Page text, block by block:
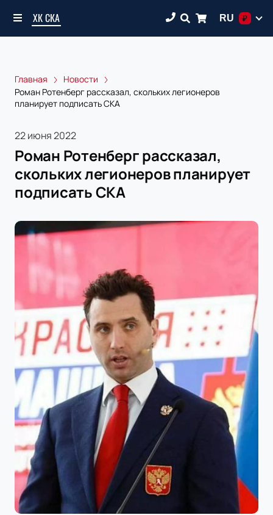
ХК СКА RU ₽
Главная
Новости
Роман Ротенберг рассказал, скольких легионеров
планирует подписать СКА
22 июня 2022
Роман Ротенберг рассказал,
скольких легионеров планирует
подписать СКА